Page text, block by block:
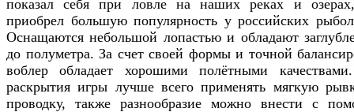
показал себя при ловле на наших реках и
приобрел большую популярность у российских
Оснащаются небольшой лопастью и обладают
до полуметра. За счет своей формы и точной
воблер обладает хорошими полётными
раскрытия игры лучше всего применять мягкую
проводку, также разнообразие можно внести с